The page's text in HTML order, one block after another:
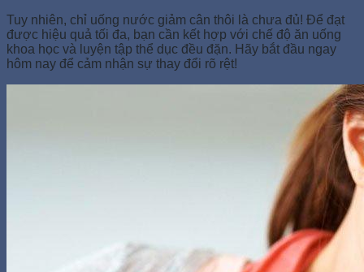
Tuy nhiên, chỉ uống nước giảm cân thôi là chưa đủ! Để đạt
được hiệu quả tối đa, bạn cần kết hợp với chế độ ăn uống
khoa học và luyện tập thể dục đều đặn. Hãy bắt đầu ngay
hôm nay để cảm nhận sự thay đổi rõ rệt!